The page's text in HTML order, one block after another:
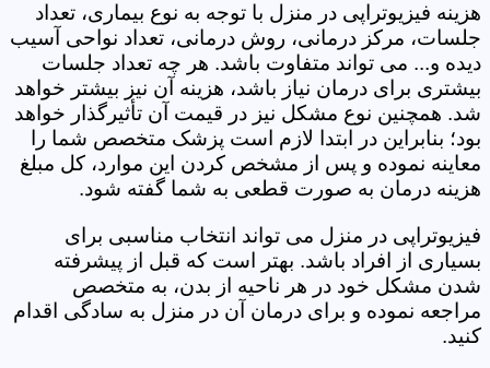
هزینه فیزیوتراپی در منزل با توجه به نوع بیماری، تعداد
جلسات، مرکز درمانی، روش درمانی، تعداد نواحی آسیب
دیده و... می تواند متفاوت باشد. هر چه تعداد جلسات
بیشتری برای درمان نیاز باشد، هزینه آن نیز بیشتر خواهد
شد. همچنین نوع مشکل نیز در قیمت آن تأثیرگذار خواهد
بود؛ بنابراین در ابتدا لازم است پزشک متخصص شما را
معاینه نموده و پس از مشخص کردن این موارد، کل مبلغ
هزینه درمان به صورت قطعی به شما گفته شود.
فیزیوتراپی در منزل می تواند انتخاب مناسبی برای
بسیاری از افراد باشد. بهتر است که قبل از پیشرفته
شدن مشکل خود در هر ناحیه از بدن، به متخصص
مراجعه نموده و برای درمان آن در منزل به سادگی اقدام
کنید.